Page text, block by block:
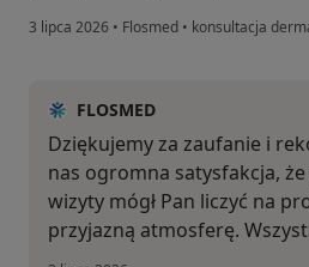
3 lipca 2026 • Flosmed • konsultacja
FLOSMED
Dziękujemy za zaufanie i
nas ogromna satysfakcja,
wizyty mógł Pan liczyć na
przyjazną atmosferę.